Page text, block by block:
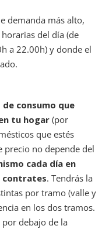
demanda más alto,
del día (de
a 22.00h) y donde el
consumo que
tu hogar(por
que estés
precio no depende del
cada día en
contrates. Tendrás la
por tramo (valle y
en los dos tramos.
debajo de la